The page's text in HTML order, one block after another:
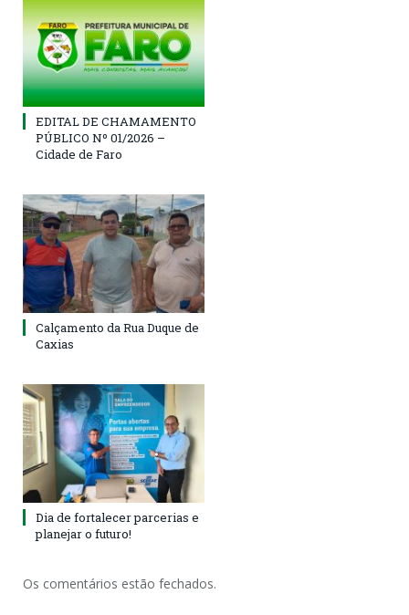
EDITAL DE CHAMAMENTO
PÚBLICO Nº 01/2026 –
Cidade de Faro
Calçamento da Rua Duque de
Caxias
Dia de fortalecer parcerias e
planejar o futuro!
Os comentários estão fechados.